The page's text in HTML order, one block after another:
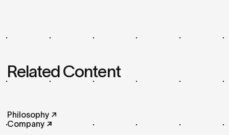
Related Content
Philosophy ↗
Company ↗